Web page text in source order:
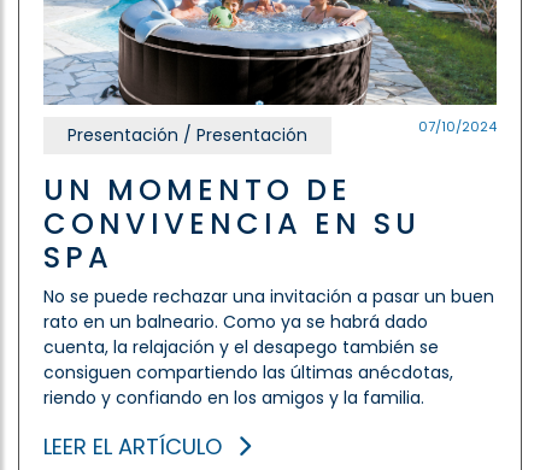
Presentación / Presentación 07/10/2024
UN MOMENTO DE
CONVIVENCIA EN SU
SPA
No se puede rechazar una invitación a pasar un buen
rato en un balneario. Como ya se habrá dado
cuenta, la relajación y el desapego también se
consiguen compartiendo las últimas anécdotas,
riendo y confiando en los amigos y la familia.
LEER EL ARTÍCULO